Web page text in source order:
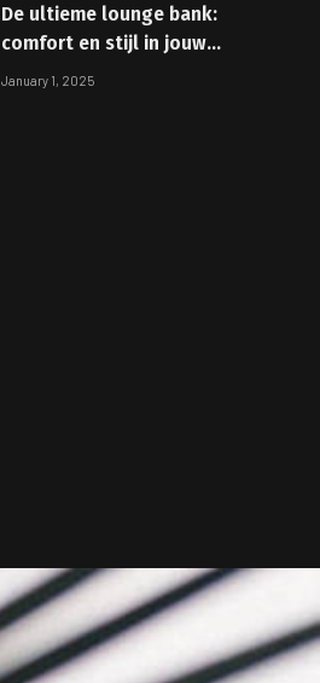
De ultieme lounge bank:
comfort en stijl in jouw
woonkamer
January 1, 2025